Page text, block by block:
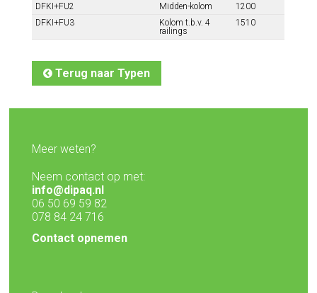
DFKI+FU2
Midden-kolom
1200
DFKI+FU3
Kolom t.b.v. 4
railings
1510
Terug naar Typen
Meer weten?
Neem contact op met:
info@dipaq.nl
06 50 69 59 82
078 84 24 716
Contact opnemen